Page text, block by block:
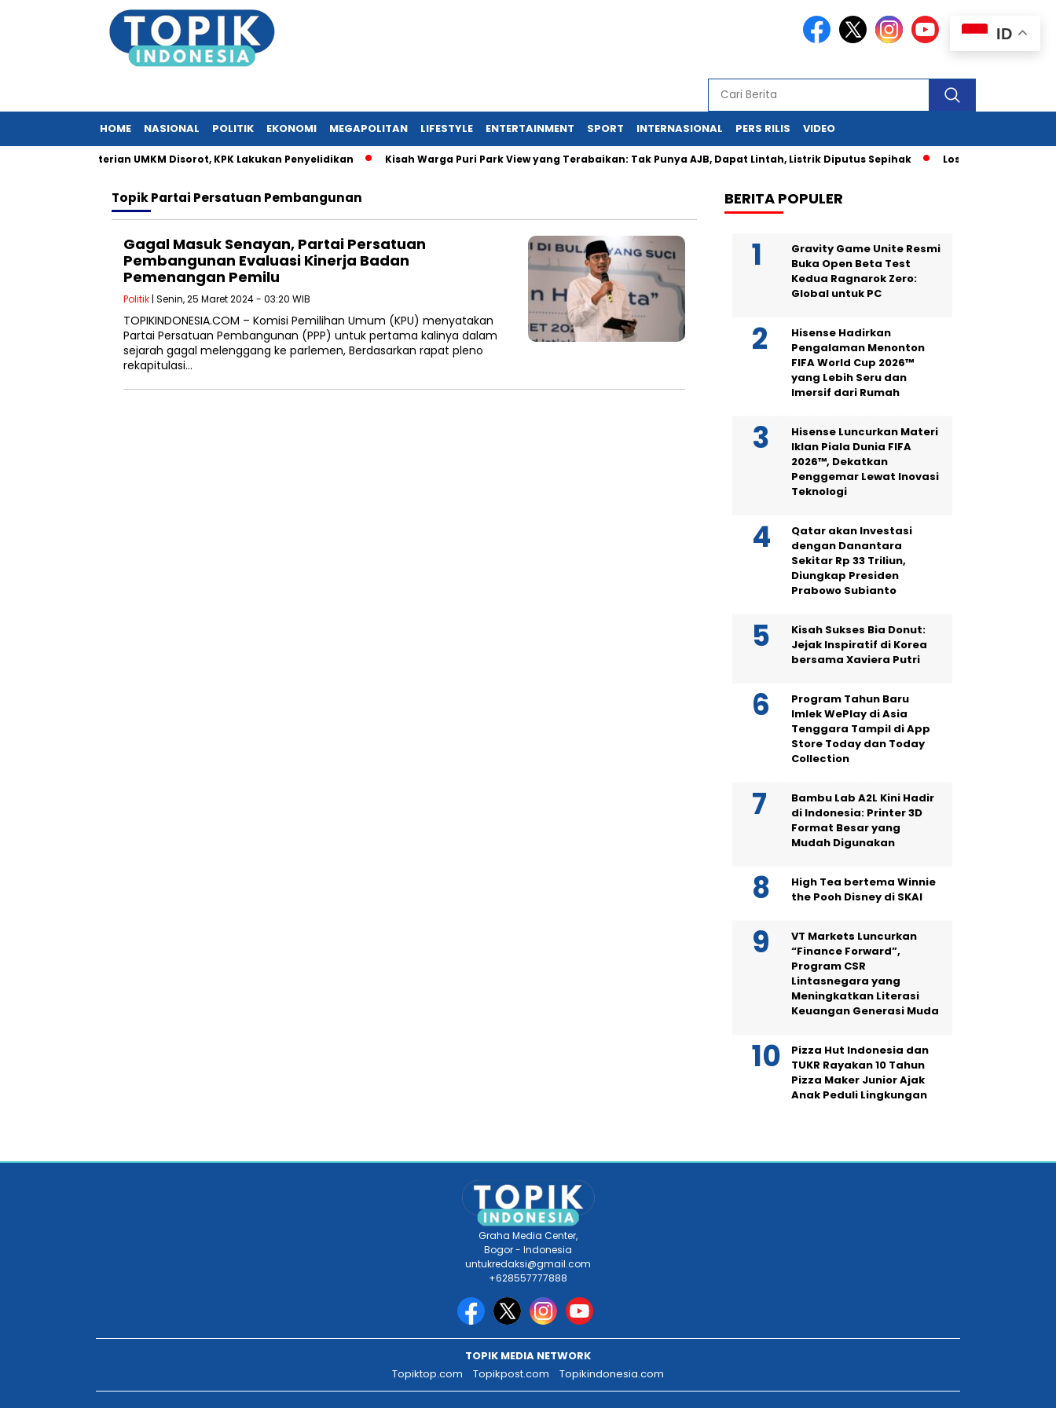
HOME NASIONAL POLITIK EKONOMI MEGAPOLITAN LIFESTYLE ENTERTAINMENT SPORT INTERNASIONAL PERS RILIS VIDEO
Surat Kementerian UMKM Disorot, KPK Lakukan Penyelidikan Kisah Warga Puri Park View yang Terabaikan: Tak Punya AJB, Dapat Lintah, Listrik Diputus Sepihak Los Angeles Membara:
TopikPartai Persatuan Pembangunan
Gagal Masuk Senayan, Partai Persatuan
Pembangunan Evaluasi Kinerja Badan
Pemenangan Pemilu
Politik | Senin, 25 Maret 2024 - 03:20 WIB
TOPIKINDONESIA.COM – Komisi Pemilihan Umum (KPU) menyatakan
Partai Persatuan Pembangunan (PPP) untuk pertama kalinya dalam
sejarah gagal melenggang ke parlemen, Berdasarkan rapat pleno
rekapitulasi…
BERITA POPULER
Gravity Game Unite Resmi
Buka Open Beta Test
Kedua Ragnarok Zero:
Global untuk PC
Hisense Hadirkan
Pengalaman Menonton
FIFA World Cup 2026™
yang Lebih Seru dan
Imersif dari Rumah
Hisense Luncurkan Materi
Iklan Piala Dunia FIFA
2026™, Dekatkan
Penggemar Lewat Inovasi
Teknologi
Qatar akan Investasi
dengan Danantara
Sekitar Rp 33 Triliun,
Diungkap Presiden
Prabowo Subianto
Kisah Sukses Bia Donut:
Jejak Inspiratif di Korea
bersama Xaviera Putri
Program Tahun Baru
Imlek WePlay di Asia
Tenggara Tampil di App
Store Today dan Today
Collection
Bambu Lab A2L Kini Hadir
di Indonesia: Printer 3D
Format Besar yang
Mudah Digunakan
High Tea bertema Winnie
the Pooh Disney di SKAI
VT Markets Luncurkan
“Finance Forward”,
Program CSR
Lintasnegara yang
Meningkatkan Literasi
Keuangan Generasi Muda
Pizza Hut Indonesia dan
TUKR Rayakan 10 Tahun
Pizza Maker Junior Ajak
Anak Peduli Lingkungan
ID
Graha Media Center,
Bogor - Indonesia
untukredaksi@gmail.com
+628557777888
TOPIK MEDIA NETWORK
Topiktop.com
Topikpost.com Topikindonesia.com